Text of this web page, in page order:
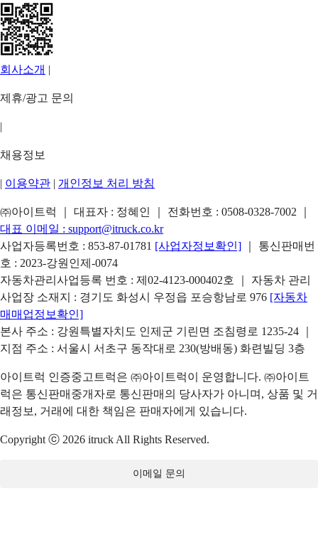
회사소개 |
제휴/광고 문의
|
채용정보
| 이용약관 | 개인정보 처리 방침
㈜아이트럭 ｜ 대표자 : 정혜인 ｜ 전화번호 : 0508-0328-7002
대표 이메일 : support@itruck.co.kr
사업자등록번호 : 853-87-01781 [사업자정보확인]
｜ 통신판매번
호 : 2023-강원인제-0074
자동차관리사업등록 번호 : 제02-4123-000402호 ｜ 자동차 관리
사업장 소재지 : 경기도 화성시 우정읍 포승항남로 976 [자동차
매매업정보확인]
본사 주소 : 강원특별자치도 인제군 기린면 조침령로 1235-24 ｜
지점 주소 : 서울시 서초구 동작대로 230(방배동) 화련빌딩 3층
아이트럭 인증중고트럭은 ㈜아이트럭이 운영합니다. ㈜아이트
럭은 통신판매중개자로 통신판매의 당사자가 아니며, 상품 및 거
래정보, 거래에 대한 책임은 판매자에게 있습니다.
Copyright ⓒ 2026 itruck All Rights Reserved.
이메일 문의